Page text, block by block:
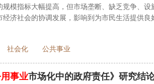
规模指标大幅提高，但市场垄断、缺乏竞争、
经济社会的协调发展，影响到为市民生活提供
社会化 公共事业
事业市场化中的政府责任》研究结